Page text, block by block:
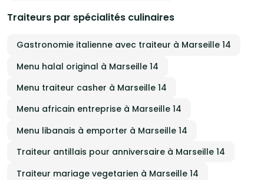
Traiteurs par spécialités culinaires
Gastronomie italienne avec traiteur à Marseille 14
Menu halal original à Marseille 14
Menu traiteur casher à Marseille 14
Menu africain entreprise à Marseille 14
Menu libanais à emporter à Marseille 14
Traiteur antillais pour anniversaire à Marseille 14
Traiteur mariage vegetarien à Marseille 14